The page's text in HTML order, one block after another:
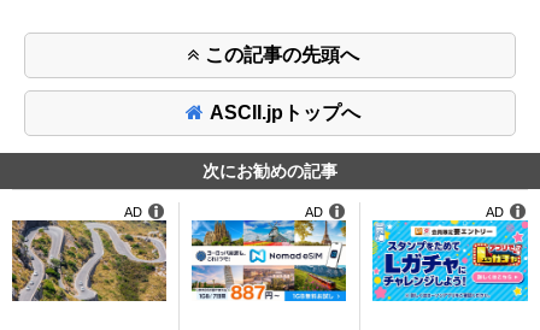
この記事の先頭へ
ASCII.jpトップへ
次にお勧めの記事
AD AD AD